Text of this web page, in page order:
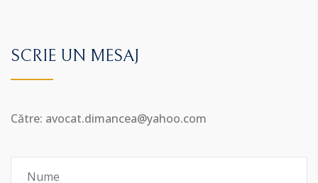
SCRIE UN MESAJ
Către: avocat.dimancea@yahoo.com